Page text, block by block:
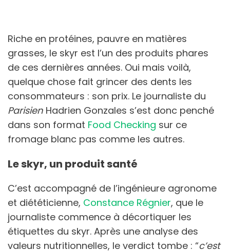
Riche en protéines, pauvre en matières
grasses, le skyr est l’un des produits phares
de ces dernières années. Oui mais voilà,
quelque chose fait grincer des dents les
consommateurs : son prix. Le journaliste du
Parisien Hadrien Gonzales s’est donc penché
dans son format Food Checking sur ce
fromage blanc pas comme les autres.
Le skyr, un produit santé
C’est accompagné de l’ingénieure agronome
et diététicienne, Constance Régnier, que le
journaliste commence à décortiquer les
étiquettes du skyr. Après une analyse des
valeurs nutritionnelles, le verdict tombe : “c’est